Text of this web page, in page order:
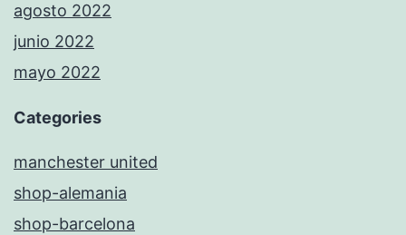
agosto 2022
junio 2022
mayo 2022
Categories
manchester united
shop-alemania
shop-barcelona